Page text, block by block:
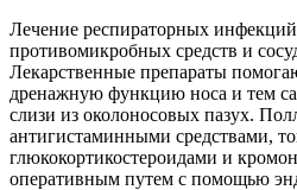
Лечение респираторных
противомикробных средств и
Лекарственные препараты
дренажную функцию носа и тем
слизи из околоносовых пазух.
антигистаминными средствами,
глюкокортикостероидами и
оперативным путем с помощью